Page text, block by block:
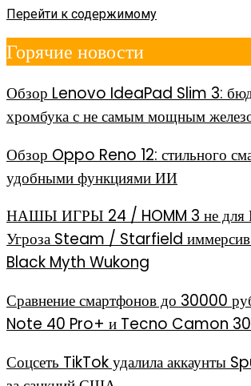
Перейти к содержимому
Горячие новости
Обзор Lenovo IdeaPad Slim 3:
хромбука с не самым мощным
Обзор Oppo Reno 12: стильного
удобными функциями ИИ
НАШЫ ИГРЫ 24 / HOMM 3 не для
Угроза Steam / Starfield
Black Myth Wukong
Сравнение смартфонов до 30000
Note 40 Pro+ и Tecno Camon
Соцсеть TikTok удалила аккаунты